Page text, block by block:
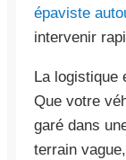
épaviste
intervenir
La logistique
Que votre
garé dans
terrain